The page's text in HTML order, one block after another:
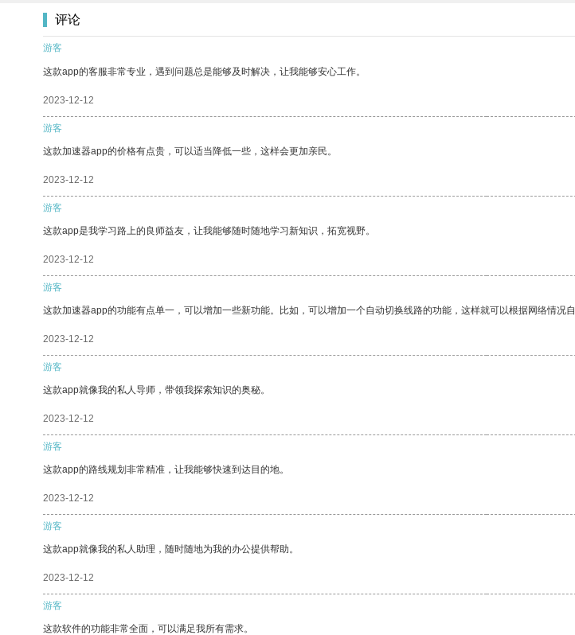
评论
游客
这款app的客服非常专业，遇到问题总是能够及时解决，让我能够安心工作。
2023-12-12
游客
这款加速器app的价格有点贵，可以适当降低一些，这样会更加亲民。
2023-12-12
游客
这款app是我学习路上的良师益友，让我能够随时随地学习新知识，拓宽视野。
2023-12-12
游客
这款加速器app的功能有点单一，可以增加一些新功能。比如，可以增加一个自动切换线路的功能，这样就可以根据网络情况
2023-12-12
游客
这款app就像我的私人导师，带领我探索知识的奥秘。
2023-12-12
游客
这款app的路线规划非常精准，让我能够快速到达目的地。
2023-12-12
游客
这款app就像我的私人助理，随时随地为我的办公提供帮助。
2023-12-12
游客
这款软件的功能非常全面，可以满足我所有需求。